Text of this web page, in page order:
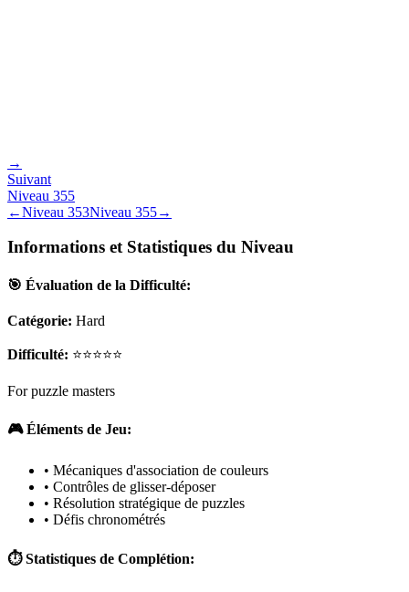
→
Suivant
Niveau 355
←Niveau 353Niveau 355→
Informations et Statistiques du Niveau
🎯 Évaluation de la Difficulté:
Catégorie: Hard
Difficulté: ⭐⭐⭐⭐⭐
For puzzle masters
🎮 Éléments de Jeu:
• Mécaniques d'association de couleurs
• Contrôles de glisser-déposer
• Résolution stratégique de puzzles
• Défis chronométrés
⏱️ Statistiques de Complétion: